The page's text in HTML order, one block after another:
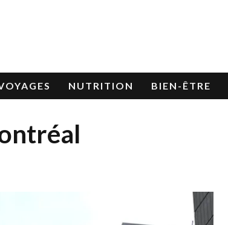
NUTRITION BIEN-ÊTRE